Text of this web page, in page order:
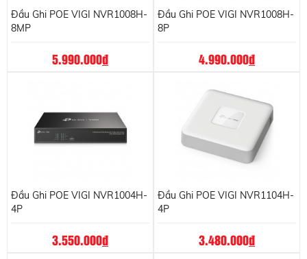
Đầu Ghi POE VIGI NVR1008H-
8MP
5.990.000đ
Đầu Ghi POE VIGI NVR1008H-
8P
4.990.000đ
Đầu Ghi POE VIGI NVR1004H-
4P
3.550.000đ
Đầu Ghi POE VIGI NVR1104H-
4P
3.480.000đ